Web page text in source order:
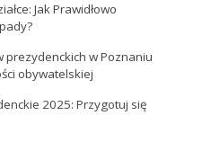
Jak Prawidłowo
prezydenckich w Poznaniu
obywatelskiej
2025: Przygotuj się